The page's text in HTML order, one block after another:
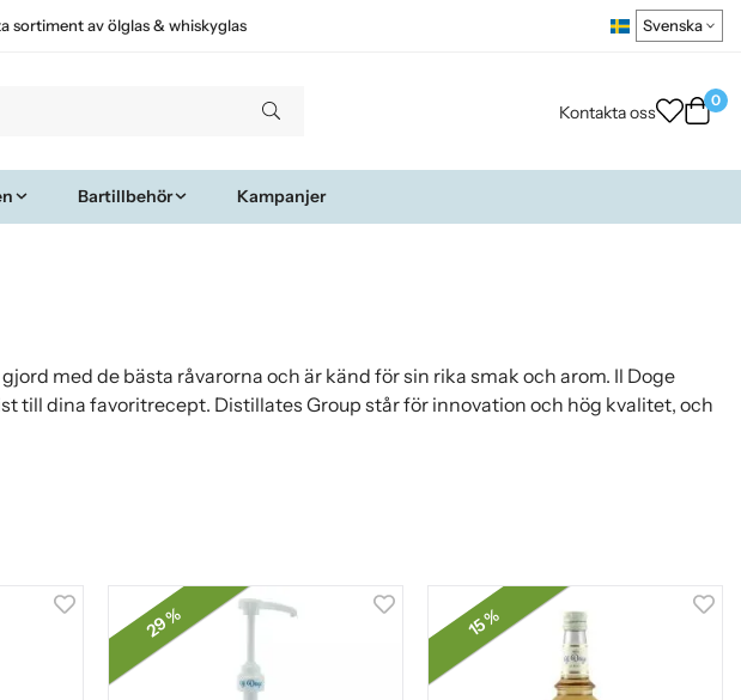
sortiment av ölglas & whiskyglas
Kontakta oss
0
Bartillbehör Kampanjer
med de bästa råvarorna och är känd för sin rika smak och arom. Il Doge
till dina favoritrecept. Distillates Group står för innovation och hög kvalitet, och
29 % 15 %